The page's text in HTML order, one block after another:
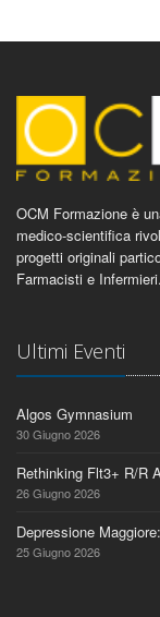
OCM Formazione è
medico-scientifica
progetti originali
Farmacisti e Infermieri.
Ultimi Eventi
Algos Gymnasium
30 Giugno 2026
Rethinking Flt3+ R/R
26 Giugno 2026
Depressione
25 Giugno 2026